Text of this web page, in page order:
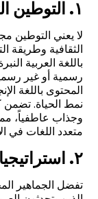
١. التوطين الثقافي واللغوي
لا يعني التوطين
الثقافية وطريقة
باللغة العربية
رسمية أو غير
المحتوى باللغة
نمط الحياة. تضمن
وجذاب عاطفياً،
متعدد اللغات في
۲. استراتيجيات المنصات المستهدفة
تفضل الجماهير